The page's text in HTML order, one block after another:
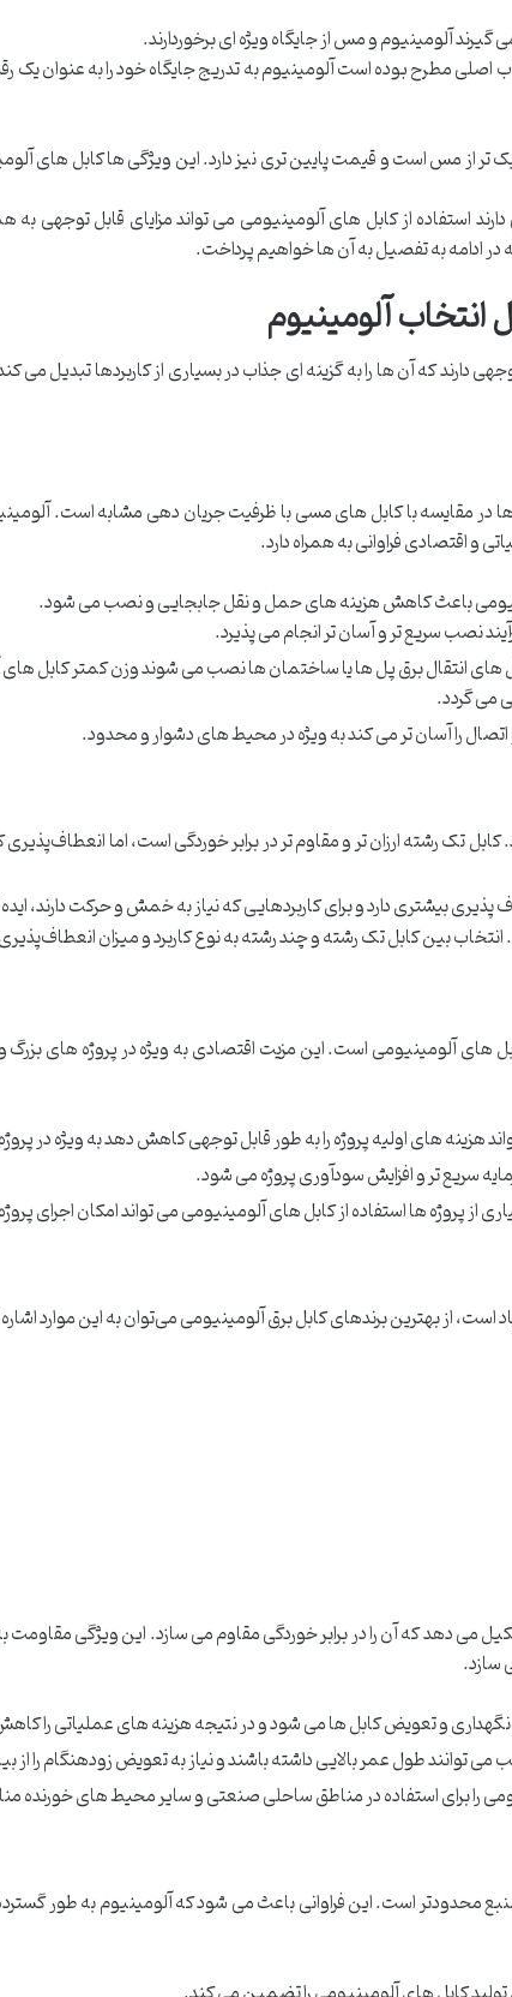
آلومینیوم و مس از جایگاه ویژه ای برخوردارند.
اصلی مطرح بوده است آلومینیوم به تدریج جایگاه خود را به عنوان یک
تر از مس است و قیمت پایین تری نیز دارد. این ویژگی ها کابل های
استفاده از کابل های آلومینیومی می تواند مزایای قابل توجهی به
ادامه به تفصیل به آن ها خواهیم پرداخت.
انتخاب آلومینیوم
که آن ها را به گزینه ای جذاب در بسیاری از کاربردها تبدیل می
در مقایسه با کابل های مسی با ظرفیت جریان دهی مشابه است.
و اقتصادی فراوانی به همراه دارد.
باعث کاهش هزینه های حمل و نقل جابجایی و نصب می شود.
نصب سریع تر و آسان تر انجام می پذیرد.
های انتقال برق پل ها یا ساختمان ها نصب می شوند وزن کمتر کابل
می گردد.
را آسان تر می کند به ویژه در محیط های دشوار و محدود.
تک رشته ارزان‌ تر و مقاوم‌ تر در برابر خوردگی است، اما
پذیری بیشتری دارد و برای کاربردهایی که نیاز به خمش و حرکت دارند،
بین کابل تک رشته و چند رشته به نوع کاربرد و میزان
های آلومینیومی است. این مزیت اقتصادی به ویژه در پروژه های
هزینه های اولیه پروژه را به طور قابل توجهی کاهش دهد به ویژه در
سریع تر و افزایش سودآوری پروژه می شود.
پروژه ها استفاده از کابل های آلومینیومی می تواند امکان اجرای
است، از بهترین برندهای کابل برق آلومینیومی می‌توان به این موارد
دهد که آن را در برابر خوردگی مقاوم می سازد. این ویژگی مقاومت
سازد.
و تعویض کابل ها می شود و در نتیجه هزینه های عملیاتی را
طول عمر بالایی داشته باشند و نیاز به تعویض زودهنگام را از
را برای استفاده در مناطق ساحلی صنعتی و سایر محیط های خورنده
محدودتر است. این فراوانی باعث می شود که آلومینیوم به طور